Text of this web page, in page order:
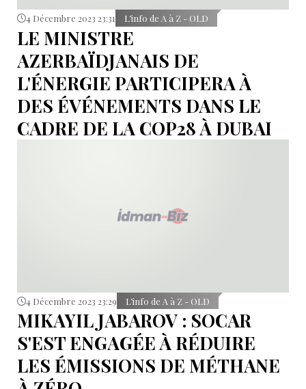
4 Décembre 2023 23:31 L’info de A à Z - OLD
LE MINISTRE
AZERBAÏDJANAIS DE
L'ÉNERGIE PARTICIPERA À
DES ÉVÉNEMENTS DANS LE
CADRE DE LA COP28 À DUBAI
4 Décembre 2023 23:29 L’info de A à Z - OLD
MIKAYIL JABAROV : SOCAR
S'EST ENGAGÉE À RÉDUIRE
LES ÉMISSIONS DE MÉTHANE